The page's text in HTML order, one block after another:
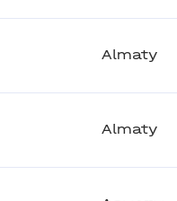
Almaty
Almaty